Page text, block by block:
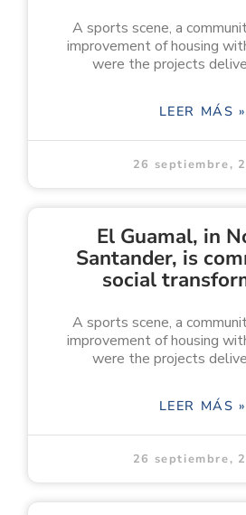
A sports scene, a
improvement of housing
were the projects
LEER MÁS »
26 septiembre,
El Guamal, in
Santander, is
social
A sports scene, a
improvement of housing
were the projects
LEER MÁS »
26 septiembre,